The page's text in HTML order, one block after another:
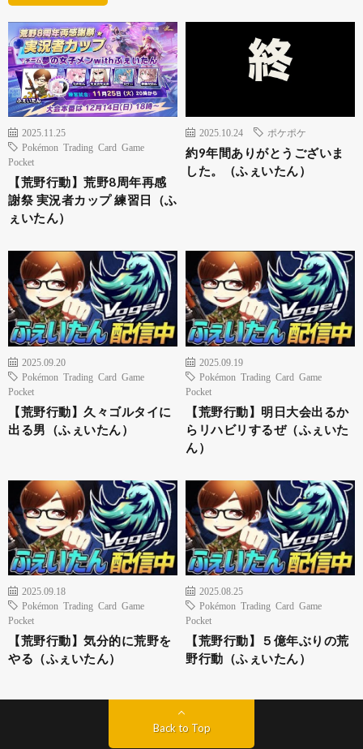
2025.11.25
Pokémon Trading Card Game
Pocket
【荒野行動】荒野8周年再感
謝祭 実況者カップ 練習日（ふ
ぇいたん）
2025.10.24 ポケポケ
約9年間ありがとうございま
した。（ふぇいたん）
2025.09.20
Pokémon Trading Card Game
Pocket
【荒野行動】久々ゴルタイに
出る男（ふぇいたん）
2025.09.19
Pokémon Trading Card Game
Pocket
【荒野行動】明日大会出るか
らリハビリするぜ（ふぇいた
ん）
2025.09.18
Pokémon Trading Card Game
Pocket
【荒野行動】気分的に荒野を
やる（ふぇいたん）
2025.08.25
Pokémon Trading Card Game
Pocket
【荒野行動】５億年ぶりの荒
野行動（ふぇいたん）
Back to Top